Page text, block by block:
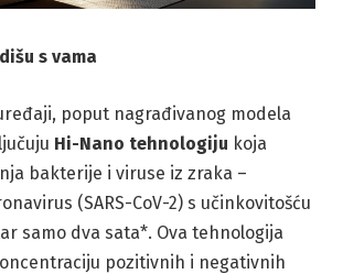
s vama
poput nagrađivanog modela
Hi-Nano tehnologiju koja
bakterije i viruse iz zraka –
(SARS-CoV-2) s učinkovitošću
samo dva sata*. Ova tehnologija
pozitivnih i negativnih